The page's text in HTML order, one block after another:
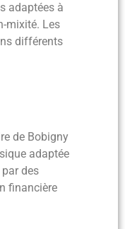
adaptées à
mixité. Les
différents
de Bobigny
adaptée
des
financière